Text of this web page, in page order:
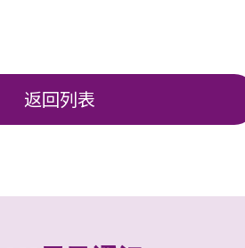
返回列表